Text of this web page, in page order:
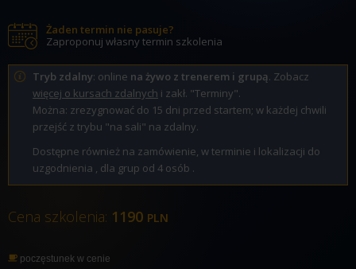
Żaden termin nie pasuje?
Zaproponuj własny termin szkolenia
Tryb zdalny: online na żywo z trenerem i grupą. Zobacz
więcej o kursach zdalnych i zakł. "Terminy".
Można: zrezygnować do 15 dni przed startem; w każdej chwili
przejść z trybu "na sali" na zdalny.
Dostępne również na zamówienie, w terminie i lokalizacji do
uzgodnienia , dla grup od 4 osób .
Cena szkolenia: 1190 PLN
poczęstunek w cenie